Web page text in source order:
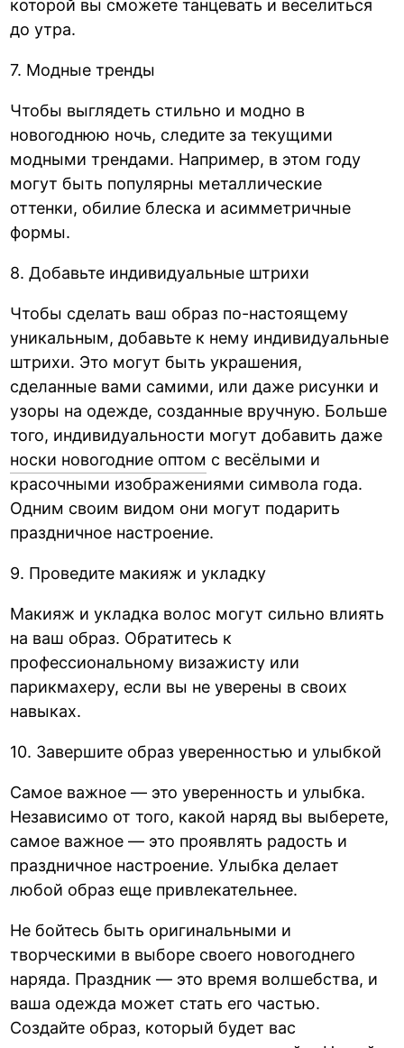
которой вы сможете танцевать и веселиться
до утра.
7. Модные тренды
Чтобы выглядеть стильно и модно в
новогоднюю ночь, следите за текущими
модными трендами. Например, в этом году
могут быть популярны металлические
оттенки, обилие блеска и асимметричные
формы.
8. Добавьте индивидуальные штрихи
Чтобы сделать ваш образ по-настоящему
уникальным, добавьте к нему индивидуальные
штрихи. Это могут быть украшения,
сделанные вами самими, или даже рисунки и
узоры на одежде, созданные вручную. Больше
того, индивидуальности могут добавить даже
носки новогодние оптом с весёлыми и
красочными изображениями символа года.
Одним своим видом они могут подарить
праздничное настроение.
9. Проведите макияж и укладку
Макияж и укладка волос могут сильно влиять
на ваш образ. Обратитесь к
профессиональному визажисту или
парикмахеру, если вы не уверены в своих
навыках.
10. Завершите образ уверенностью и улыбкой
Самое важное — это уверенность и улыбка.
Независимо от того, какой наряд вы выберете,
самое важное — это проявлять радость и
праздничное настроение. Улыбка делает
любой образ еще привлекательнее.
Не бойтесь быть оригинальными и
творческими в выборе своего новогоднего
наряда. Праздник — это время волшебства, и
ваша одежда может стать его частью.
Создайте образ, который будет вас